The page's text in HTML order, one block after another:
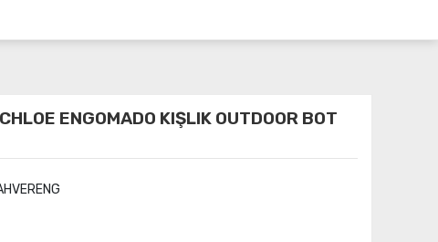
ENGOMADO KIŞLIK OUTDOOR BOT